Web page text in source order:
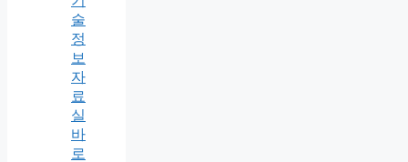
술
정
보
자
료
실
바
로